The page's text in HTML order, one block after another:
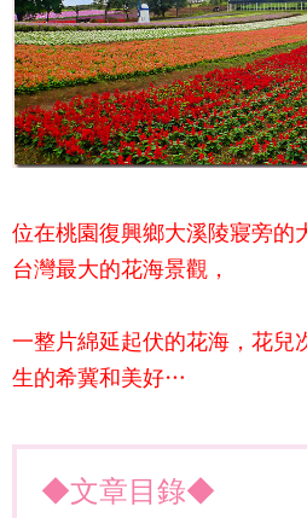
位在桃園復興鄉大溪陵寢旁的
台灣最大的花海景觀，
一整片綿延起伏的花海，花兒
生的希冀和美好…
◆文章目錄◆